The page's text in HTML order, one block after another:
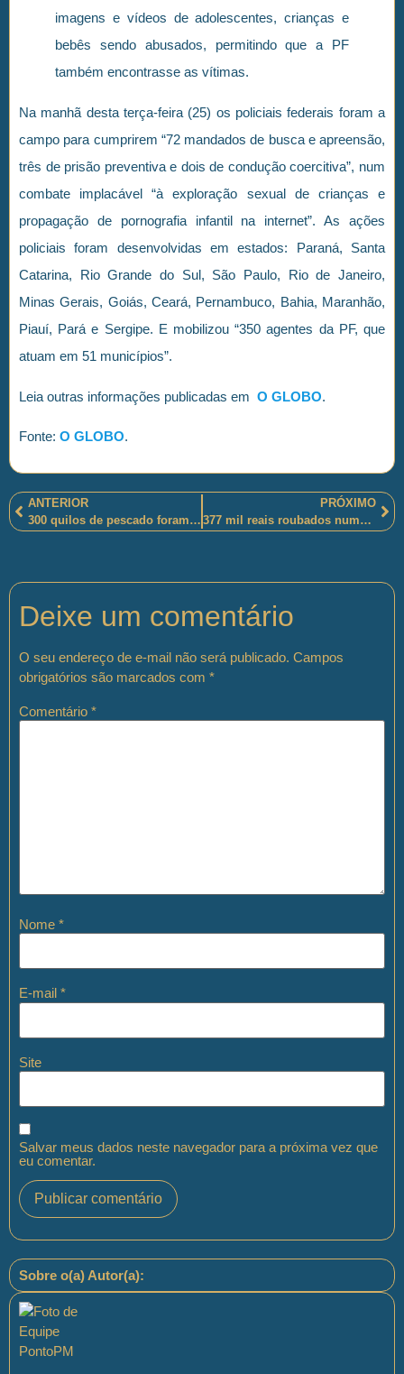
imagens e vídeos de adolescentes, crianças e
bebês sendo abusados, permitindo que a PF
também encontrasse as vítimas.
Na manhã desta terça-feira (25) os policiais federais foram a
campo para cumprirem “72 mandados de busca e apreensão,
três de prisão preventiva e dois de condução coercitiva”, num
combate implacável “à exploração sexual de crianças e
propagação de pornografia infantil na internet”. As ações
policiais foram desenvolvidas em estados: Paraná, Santa
Catarina, Rio Grande do Sul, São Paulo, Rio de Janeiro,
Minas Gerais, Goiás, Ceará, Pernambuco, Bahia, Maranhão,
Piauí, Pará e Sergipe. E mobilizou “350 agentes da PF, que
atuam em 51 municípios”.
Leia outras informações publicadas em O GLOBO.
Fonte: O GLOBO.
ANTERIOR
300 quilos de pescado foram apreendidos e 10 suspeitos conduzidos à Central de Flagrantes de pelos policiais militares mato-grossenses
PRÓXIMO
377 mil reais roubados numa agencia bancária de São Paulo foram apreendidos e agentes criminosos presos pelos policiais militares
Deixe um comentário
O seu endereço de e-mail não será publicado. Campos
obrigatórios são marcados com *
Comentário *
Nome *
E-mail *
Site
Salvar meus dados neste navegador para a próxima vez que
eu comentar.
Sobre o(a) Autor(a):